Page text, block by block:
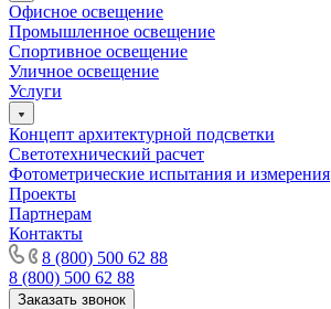
Офисное освещение
Промышленное освещение
Спортивное освещение
Уличное освещение
Услуги
Концепт архитектурной подсветки
Светотехнический расчет
Фотометрические испытания и измерения
Проекты
Партнерам
Контакты
8 (800) 500 62 88
8 (800) 500 62 88
Заказать звонок